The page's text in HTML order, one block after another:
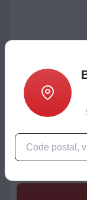
Détecteur de fumée